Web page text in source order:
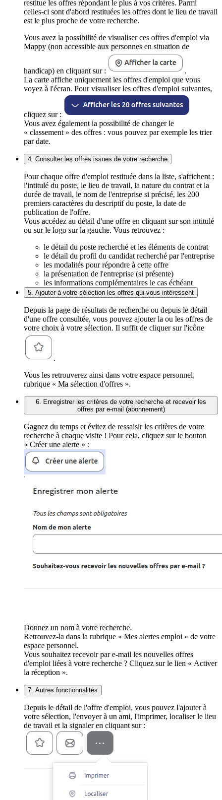
restitue les offres répondant le plus à vos critères. Parmi
celles-ci sont d'abord restituées les offres dont le lieu de travail
est le plus proche de votre recherche.
Vous avez la possibilité de visualiser ces offres d'emploi via
Mappy (non accessible aux personnes en situation de
handicap) en cliquant sur :
.
La carte affiche uniquement les offres d'emploi que vous
voyez à l'écran. Pour visualiser les offres d'emploi suivantes,
cliquez sur :
Vous avez également la possibilité de changer le
« classement » des offres : vous pouvez par exemple les trier
par date.
4. Consulter les offres issues de votre recherche
Pour chaque offre d'emploi restituée dans la liste, s'affichent :
l'intitulé du poste, le lieu de travail, la nature du contrat et la
durée de travail, le nom de l'entreprise si précisé, les 200
premiers caractères du descriptif du poste, la date de
publication de l'offre.
Vous accédez au détail d'une offre en cliquant sur son intitulé
ou sur le logo sur la gauche. Vous retrouvez :
le détail du poste recherché et les éléments de contrat
le détail du profil du candidat recherché par l'entreprise
les modalités pour répondre à cette offre
la présentation de l'entreprise (si présente)
les informations complémentaires le cas échéant
5. Ajouter à votre sélection les offres qui vous intéressent
Depuis la page de résultats de recherche ou depuis le détail
d'une offre consultée, vous pouvez ajouter la ou les offres de
votre choix à votre sélection. Il suffit de cliquer sur l'icône
.
Vous les retrouverez ainsi dans votre espace personnel,
rubrique « Ma sélection d'offres ».
6. Enregistrer les critères de votre recherche et recevoir les
offres par e-mail (abonnement)
Gagnez du temps et évitez de ressaisir les critères de votre
recherche à chaque visite ! Pour cela, cliquez sur le bouton
« Créer une alerte » :
Donnez un nom à votre recherche.
Retrouvez-la dans la rubrique « Mes alertes emploi » de votre
espace personnel.
Vous souhaitez recevoir par e-mail les nouvelles offres
d'emploi liées à votre recherche ? Cliquez sur le lien « Activer
la réception ».
7. Autres fonctionnalités
Depuis le détail de l'offre d'emploi, vous pouvez l'ajouter à
votre sélection, l'envoyer à un ami, l'imprimer, localiser le lieu
de travail et la signaler en cliquant sur :